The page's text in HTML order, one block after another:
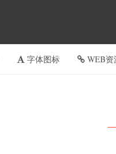
字体图标 WEB资